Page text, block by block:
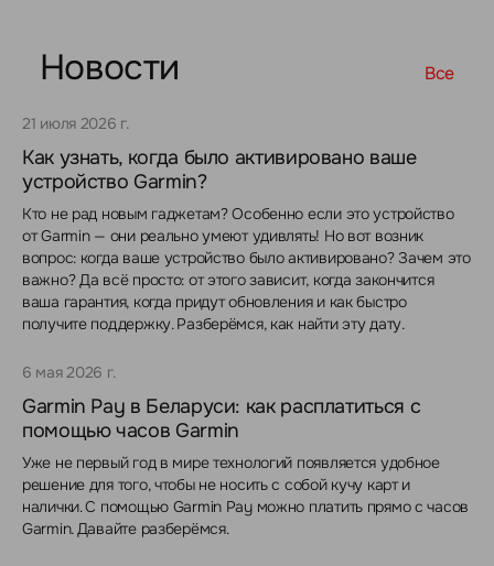
Новости Все
21 июля 2026 г.
Как узнать, когда было активировано ваше
устройство Garmin?
Кто не рад новым гаджетам? Особенно если это устройство
от Garmin — они реально умеют удивлять! Но вот возник
вопрос: когда ваше устройство было активировано? Зачем это
важно? Да всё просто: от этого зависит, когда закончится
ваша гарантия, когда придут обновления и как быстро
получите поддержку. Разберёмся, как найти эту дату.
6 мая 2026 г.
Garmin Pay в Беларуси: как расплатиться с
помощью часов Garmin
Уже не первый год в мире технологий появляется удобное
решение для того, чтобы не носить с собой кучу карт и
налички. С помощью Garmin Pay можно платить прямо с часов
Garmin. Давайте разберёмся.